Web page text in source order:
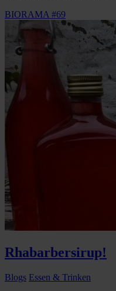
BIORAMA #69
Rhabarbersirup!
Blogs Essen & Trinken